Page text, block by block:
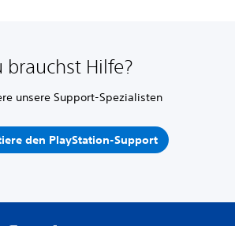
brauchst Hilfe?
unsere Support-Spezialisten
den PlayStation-Support